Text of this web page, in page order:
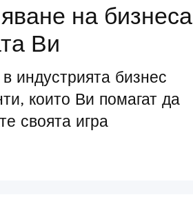
на бизнеса
Ви
индустрията бизнес
които Ви помагат да
своята игра